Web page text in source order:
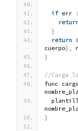
if err !
}
return
cuerpo} ,
}
//Carga
func
}